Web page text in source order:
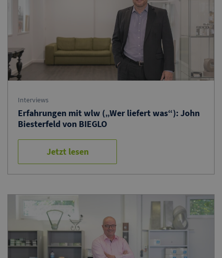
Interviews
Erfahrungen mit wlw („Wer liefert was“): John
Biesterfeld von BIEGLO
Jetzt lesen